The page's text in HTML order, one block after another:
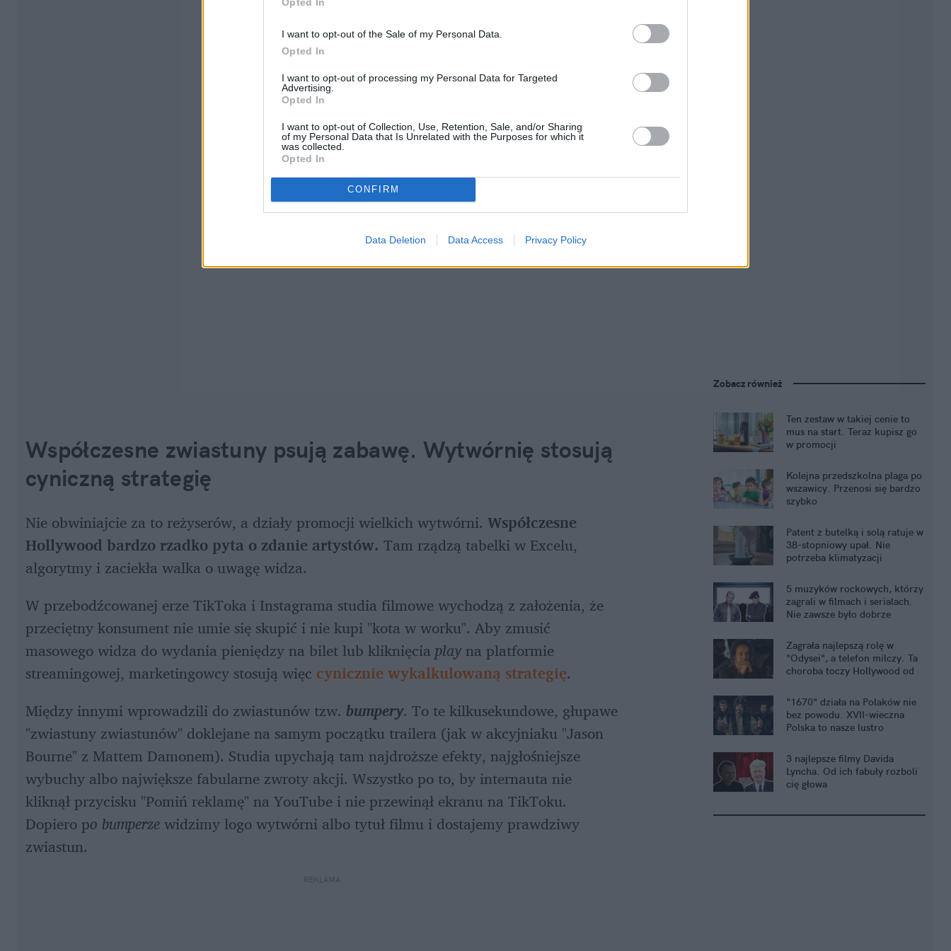
I want to opt-out of the Sale of my Personal Data.
Opted In
I want to opt-out of processing my Personal Data for Targeted
Advertising.
Opted In
I want to opt-out of Collection, Use, Retention, Sale, and/or Sharing
of my Personal Data that Is Unrelated with the Purposes for which it
was collected.
Opted In
CONFIRM
Data Deletion Data Access Privacy Policy
Współczesne zwiastuny psują zabawę. Wytwórnię stosują
cyniczną strategię
Nie obwiniajcie za to reżyserów, a działy promocji wielkich wytwórni. Współczesne
Hollywood bardzo rzadko pyta o zdanie artystów. Tam rządzą tabelki w Excelu,
algorytmy i zaciekła walka o uwagę widza.
W przebodźcowanej erze TikToka i Instagrama studia filmowe wychodzą z założenia, że
przeciętny konsument nie umie się skupić i nie kupi "kota w worku". Aby zmusić
masowego widza do wydania pieniędzy na bilet lub kliknięcia play na platformie
streamingowej, marketingowcy stosują więc cynicznie wykalkulowaną strategię.
Między innymi wprowadzili do zwiastunów tzw. bumpery. To te kilkusekundowe, głupawe
"zwiastuny zwiastunów" doklejane na samym początku trailera (jak w akcyjniaku "Jason
Bourne" z Mattem Damonem). Studia upychają tam najdroższe efekty, najgłośniejsze
wybuchy albo największe fabularne zwroty akcji. Wszystko po to, by internauta nie
kliknął przycisku "Pomiń reklamę" na YouTube i nie przewinął ekranu na TikToku.
Dopiero po bumperze widzimy logo wytwórni albo tytuł filmu i dostajemy prawdziwy
zwiastun.
REKLAMA
Zobacz również
Ten zestaw w takiej cenie to
mus na start. Teraz kupisz go
w promocji
Kolejna przedszkolna plaga po
wszawicy. Przenosi się bardzo
szybko
Patent z butelką i solą ratuje w
38-stopniowy upał. Nie
potrzeba klimatyzacji
5 muzyków rockowych, którzy
zagrali w filmach i serialach.
Nie zawsze było dobrze
Zagrała najlepszą rolę w
"Odysei", a telefon milczy. Ta
choroba toczy Hollywood od
"1670" działa na Polaków nie
bez powodu. XVII-wieczna
Polska to nasze lustro
3 najlepsze filmy Davida
Lyncha. Od ich fabuły rozboli
cię głowa